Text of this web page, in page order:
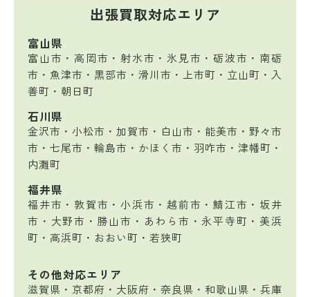
出張買取対応エリア
富山県
富山市・高岡市・射水市・氷見市・砺波市・南砺
市・魚津市・黒部市・滑川市・上市町・立山町・入
善町・朝日町
石川県
金沢市・小松市・加賀市・白山市・能美市・野々市
市・七尾市・輪島市・かほく市・羽咋市・津幡町・
内灘町
福井県
福井市・敦賀市・小浜市・越前市・鯖江市・坂井
市・大野市・勝山市・あわら市・永平寺町・美浜
町・高浜町・おおい町・若狭町
その他対応エリア
滋賀県・京都府・大阪府・奈良県・和歌山県・兵庫